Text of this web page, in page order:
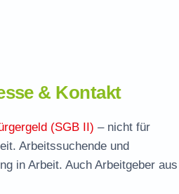
& Kontakt
(SGB II) – nicht für
Arbeitssuchende und
in Arbeit. Auch Arbeitgeber aus